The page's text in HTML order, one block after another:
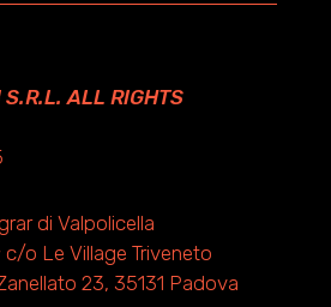
ALL RIGHTS
di Valpolicella
c/o Le Village Triveneto
23, 35131 Padova